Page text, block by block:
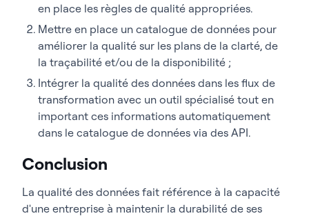
en place les règles de qualité appropriées.
Mettre en place un catalogue de données pour
améliorer la qualité sur les plans de la clarté, de
la traçabilité et/ou de la disponibilité ;
Intégrer la qualité des données dans les flux de
transformation avec un outil spécialisé tout en
important ces informations automatiquement
dans le catalogue de données via des API.
Conclusion
La qualité des données fait référence à la capacité
d'une entreprise à maintenir la durabilité de ses